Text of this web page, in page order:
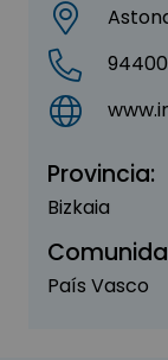
Provincia:
Bizkaia
País Vasco